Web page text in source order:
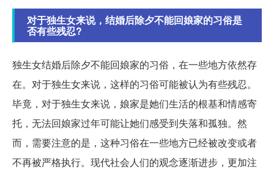
对于独生女来说，结婚后除夕不能回娘家的习俗是
否有些残忍?
独生女结婚后除夕不能回娘家的习俗，在一些地方依然存
在。对于独生女来说，这样的习俗可能被认为有些残忍。
毕竟，对于独生女来说，娘家是她们生活的根基和情感寄
托，无法回娘家过年可能让她们感受到失落和孤独。然
而，需要注意的是，这种习俗在一些地方已经被改变或者
不再被严格执行。现代社会人们的观念逐渐进步，更加注